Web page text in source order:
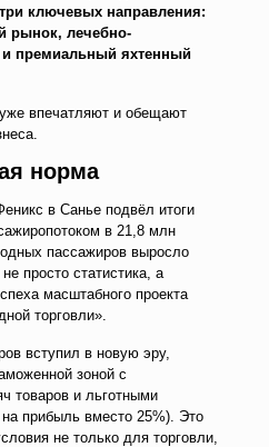
три ключевых направления:
рынок, лечебно-
премиальный яхтенный
уже впечатляют и обещают
норма
в Санье подвёл итоги
в 21,8 млн
пассажиров выросло
просто статистика, а
масштабного проекта
торговли».
вступил в новую эру,
зоной с
товаров и льготными
прибыль вместо 25%). Это
не только для торговли,